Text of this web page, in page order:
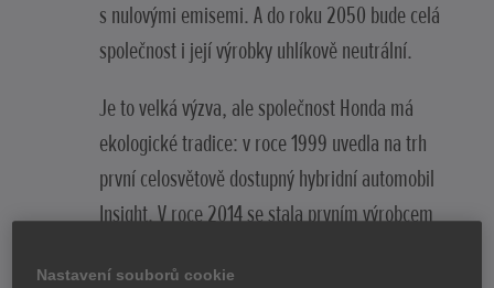
s nulovými emisemi. A do roku 2050 bude celá
společnost i její výrobky uhlíkově neutrální.
Je to velká výzva, ale společnost Honda má
ekologické tradice: v roce 1999 uvedla na trh
první celosvětově dostupný hybridní automobil
Insight. V roce 2014 se stala prvním výrobcem
Nastavení souborů cookie